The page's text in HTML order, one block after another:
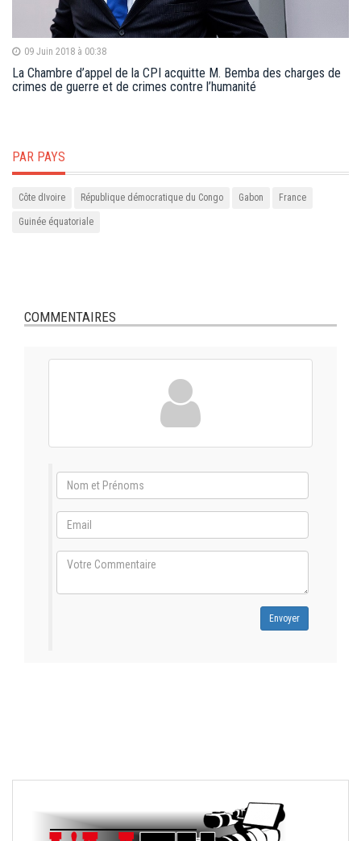
09 Juin 2018 à 00:38
La Chambre d’appel de la CPI acquitte M. Bemba des charges de
crimes de guerre et de crimes contre l’humanité
PAR PAYS
Côte dIvoire République démocratique du Congo Gabon France
Guinée équatoriale
COMMENTAIRES